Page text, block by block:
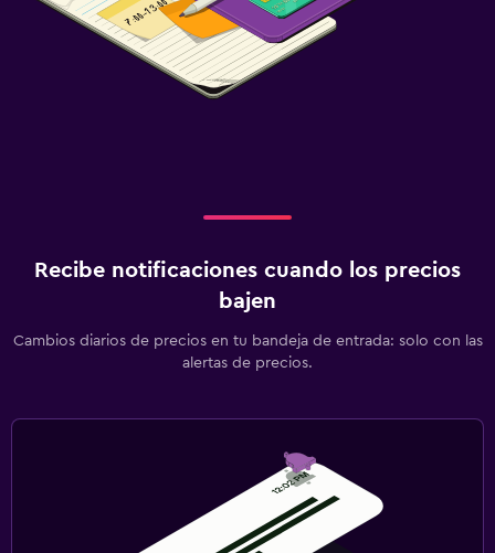
Recibe notificaciones cuando los precios
bajen
Cambios diarios de precios en tu bandeja de entrada: solo con las
alertas de precios.